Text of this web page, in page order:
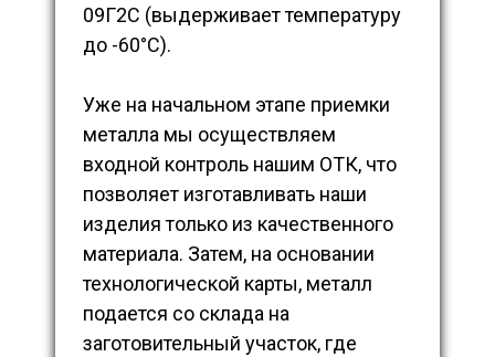
09Г2С (выдерживает температуру
до -60°С).
Уже на начальном этапе приемки
металла мы осуществляем
входной контроль нашим ОТК, что
позволяет изготавливать наши
изделия только из качественного
материала. Затем, на основании
технологической карты, металл
подается со склада на
заготовительный участок, где